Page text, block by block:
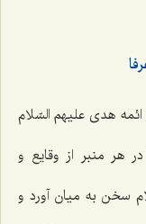
هدی علیهم السّلام
هر منبر از وقایع و
سخن به میان آورد و